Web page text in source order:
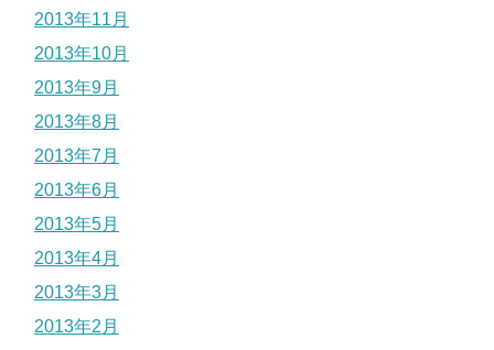
2013年11月
2013年10月
2013年9月
2013年8月
2013年7月
2013年6月
2013年5月
2013年4月
2013年3月
2013年2月